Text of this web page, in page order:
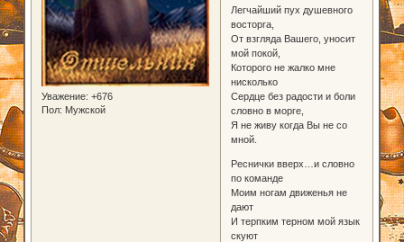
Уважение: +676
Пол: Мужской
Легчайший пух душевного
восторга,
От взгляда Вашего, уносит
мой покой,
Которого не жалко мне
нисколько
Сердце без радости и боли
словно в морге,
Я не живу когда Вы не со
мной.
Реснички вверх…и словно
по команде
Моим ногам движенья не
дают
И терпким терном мой язык
скуют